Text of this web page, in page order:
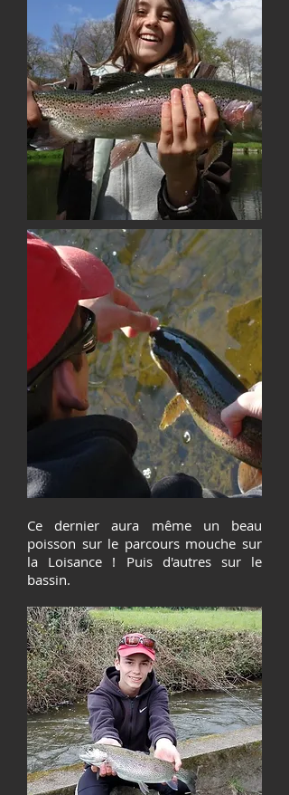
Ce dernier aura même un beau
poisson sur le parcours mouche sur
la Loisance ! Puis d'autres sur le
bassin.